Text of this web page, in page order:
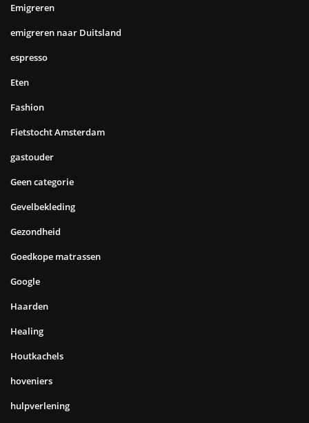
Emigreren
emigreren naar Duitsland
espresso
Eten
Fashion
Fietstocht Amsterdam
gastouder
Geen categorie
Gevelbekleding
Gezondheid
Goedkope matrassen
Google
Haarden
Healing
Houtkachels
hoveniers
hulpverlening